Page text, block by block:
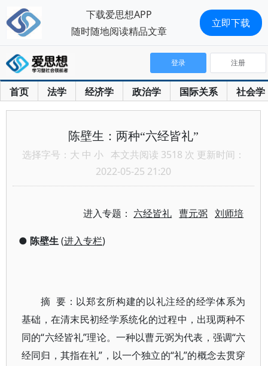
首页 法学 经济学 政治学 国际关系 社会学
登录 注册
陈壁生：两种“六经皆礼”
选择字号： 大 中 小 本文共阅读 3518 次 更新时间：
2022-05-25 21:20
进入专题： 六经皆礼 曹元弼 刘师培
● 陈壁生(进入专栏)
摘 要：以郑玄所构建的以礼注经的经学体系为
基础，在清末民初经学系统化的过程中，出现两种不
同的“六经皆礼”理论。一种以曹元弼为代表，强调“六
经同归，其指在礼”，以一个独立的“礼”的概念去贯穿
下载爱思想APP
随时随地阅读精品文章
立即下载